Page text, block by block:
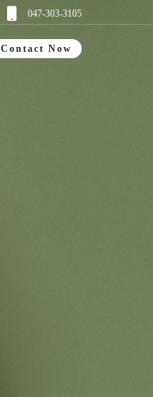
047-303-3105
Contact Now